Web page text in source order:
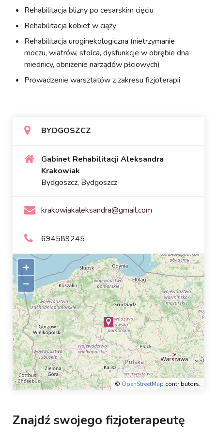
Rehabilitacja blizny po cesarskim cięciu
Rehabilitacja kobiet w ciąży
Rehabilitacja uroginekologiczna (nietrzymanie
moczu, wiatrów, stolca, dysfunkcje w obrębie dna
miednicy, obniżenie narządów płciowych)
Prowadzenie warsztatów z zakresu fizjoterapii
BYDGOSZCZ
Gabinet Rehabilitacji Aleksandra
Krakowiak
Bydgoszcz, Bydgoszcz
krakowiakaleksandra@gmail.com
694589245
+
–
© OpenStreetMap contributors.
Znajdź swojego fizjoterapeutę